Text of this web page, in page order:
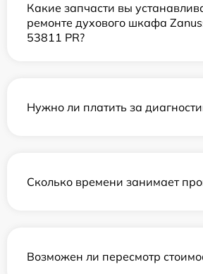
Какие запчасти вы
ремонте духового шкафа
53811 PR?
Нужно ли платить за
Сколько времени занимает
Возможен ли пересмотр